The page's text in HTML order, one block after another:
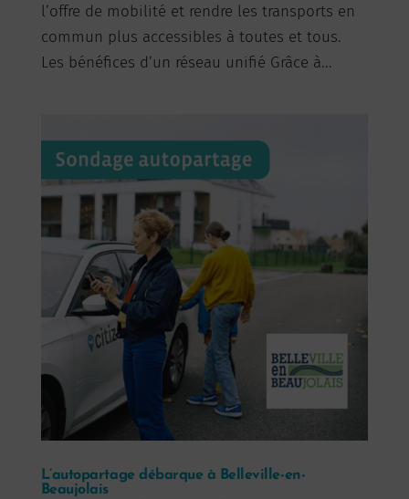
l’offre de mobilité et rendre les transports en
commun plus accessibles à toutes et tous.
Les bénéfices d’un réseau unifié Grâce à...
L’autopartage débarque à Belleville-en-
Beaujolais